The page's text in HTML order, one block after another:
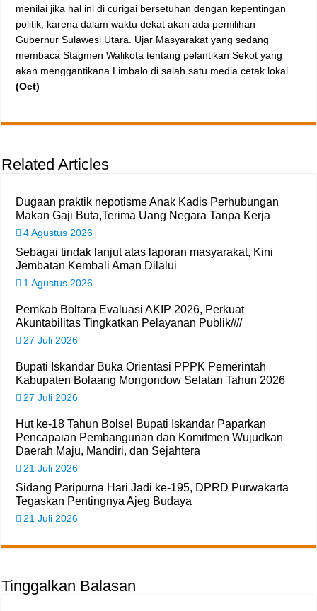
menilai jika hal ini di curigai bersetuhan dengan kepentingan
politik, karena dalam waktu dekat akan ada pemilihan
Gubernur Sulawesi Utara. Ujar Masyarakat yang sedang
membaca Stagmen Walikota tentang pelantikan Sekot yang
akan menggantikana Limbalo di salah satu media cetak lokal.
(Oct)
Related Articles
Dugaan praktik nepotisme Anak Kadis Perhubungan
Makan Gaji Buta,Terima Uang Negara Tanpa Kerja
4 Agustus 2026
Sebagai tindak lanjut atas laporan masyarakat, Kini
Jembatan Kembali Aman Dilalui
1 Agustus 2026
Pemkab Boltara Evaluasi AKIP 2026, Perkuat
Akuntabilitas Tingkatkan Pelayanan Publik////
27 Juli 2026
Bupati Iskandar Buka Orientasi PPPK Pemerintah
Kabupaten Bolaang Mongondow Selatan Tahun 2026
27 Juli 2026
Hut ke-18 Tahun Bolsel Bupati Iskandar Paparkan
Pencapaian Pembangunan dan Komitmen Wujudkan
Daerah Maju, Mandiri, dan Sejahtera
21 Juli 2026
Sidang Paripurna Hari Jadi ke-195, DPRD Purwakarta
Tegaskan Pentingnya Ajeg Budaya
21 Juli 2026
Tinggalkan Balasan